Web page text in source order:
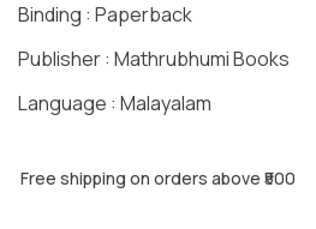
Binding : Paperback
Publisher : Mathrubhumi Books
Language : Malayalam
Free shipping on orders above ₹500